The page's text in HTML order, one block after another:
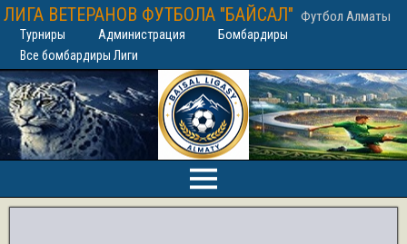
ЛИГА ВЕТЕРАНОВ ФУТБОЛА "БАЙСАЛ" Футбол Алматы
Турниры Администрация
Бомбардиры
Все бомбардиры Лиги